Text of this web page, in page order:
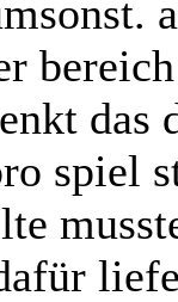
das
spiel